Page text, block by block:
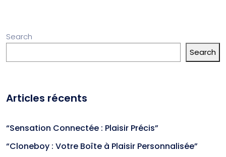
Search
Search
Articles récents
“Sensation Connectée : Plaisir Précis”
“Cloneboy : Votre Boîte à Plaisir Personnalisée”